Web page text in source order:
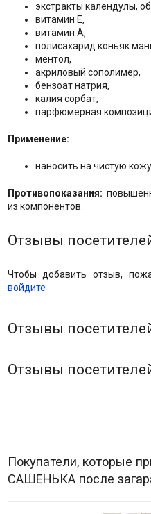
экстракты календулы,
витамин Е,
витамин А,
полисахарид коньяк
ментол,
акриловый сополимер,
бензоат натрия,
калия сорбат,
парфюмерная
Применение:
наносить на чистую
Противопоказания:
из компонентов.
Отзывы
Чтобы добавить отзыв,
войдите
Отзывы
Отзывы
Покупатели, которые
САШЕНЬКА после